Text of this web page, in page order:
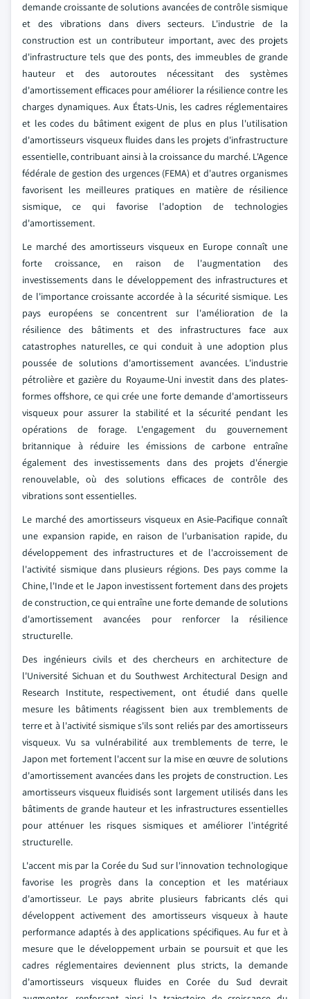
demande croissante de solutions avancées de contrôle sismique
et des vibrations dans divers secteurs. L'industrie de la
construction est un contributeur important, avec des projets
d'infrastructure tels que des ponts, des immeubles de grande
hauteur et des autoroutes nécessitant des systèmes
d'amortissement efficaces pour améliorer la résilience contre les
charges dynamiques. Aux États-Unis, les cadres réglementaires
et les codes du bâtiment exigent de plus en plus l'utilisation
d'amortisseurs visqueux fluides dans les projets d'infrastructure
essentielle, contribuant ainsi à la croissance du marché. L'Agence
fédérale de gestion des urgences (FEMA) et d'autres organismes
favorisent les meilleures pratiques en matière de résilience
sismique, ce qui favorise l'adoption de technologies
d'amortissement.
Le marché des amortisseurs visqueux en Europe connaît une
forte croissance, en raison de l'augmentation des
investissements dans le développement des infrastructures et
de l'importance croissante accordée à la sécurité sismique. Les
pays européens se concentrent sur l'amélioration de la
résilience des bâtiments et des infrastructures face aux
catastrophes naturelles, ce qui conduit à une adoption plus
poussée de solutions d'amortissement avancées. L'industrie
pétrolière et gazière du Royaume-Uni investit dans des plates-
formes offshore, ce qui crée une forte demande d'amortisseurs
visqueux pour assurer la stabilité et la sécurité pendant les
opérations de forage. L'engagement du gouvernement
britannique à réduire les émissions de carbone entraîne
également des investissements dans des projets d'énergie
renouvelable, où des solutions efficaces de contrôle des
vibrations sont essentielles.
Le marché des amortisseurs visqueux en Asie-Pacifique connaît
une expansion rapide, en raison de l'urbanisation rapide, du
développement des infrastructures et de l'accroissement de
l'activité sismique dans plusieurs régions. Des pays comme la
Chine, l'Inde et le Japon investissent fortement dans des projets
de construction, ce qui entraîne une forte demande de solutions
d'amortissement avancées pour renforcer la résilience
structurelle.
Des ingénieurs civils et des chercheurs en architecture de
l'Université Sichuan et du Southwest Architectural Design and
Research Institute, respectivement, ont étudié dans quelle
mesure les bâtiments réagissent bien aux tremblements de
terre et à l'activité sismique s'ils sont reliés par des amortisseurs
visqueux. Vu sa vulnérabilité aux tremblements de terre, le
Japon met fortement l'accent sur la mise en œuvre de solutions
d'amortissement avancées dans les projets de construction. Les
amortisseurs visqueux fluidisés sont largement utilisés dans les
bâtiments de grande hauteur et les infrastructures essentielles
pour atténuer les risques sismiques et améliorer l'intégrité
structurelle.
L'accent mis par la Corée du Sud sur l'innovation technologique
favorise les progrès dans la conception et les matériaux
d'amortisseur. Le pays abrite plusieurs fabricants clés qui
développent activement des amortisseurs visqueux à haute
performance adaptés à des applications spécifiques. Au fur et à
mesure que le développement urbain se poursuit et que les
cadres réglementaires deviennent plus stricts, la demande
d'amortisseurs visqueux fluides en Corée du Sud devrait